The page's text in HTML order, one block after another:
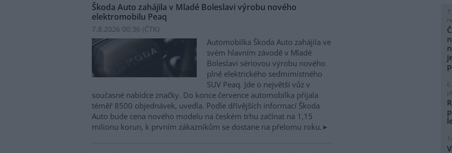
Škoda Auto zahájila v Mladé Boleslavi výrobu nového
elektromobilu Peaq
7.8.2026 00:36 (ČTK)
Automobilka Škoda Auto zahájila ve
svém hlavním závodě v Mladé
Boleslavi sériovou výrobu nového
plně elektrického sedmimístného
SUV Peaq. Jde o největší vůz v
současné nabídce značky. Do konce července automobilka přijala
téměř 8500 objednávek, uvedla. Podle dřívějších informací Škoda
Auto bude cena nového modelu na českém trhu začínat na 1,15
milionu korun, k prvním zákazníkům se dostane na přelomu roku.